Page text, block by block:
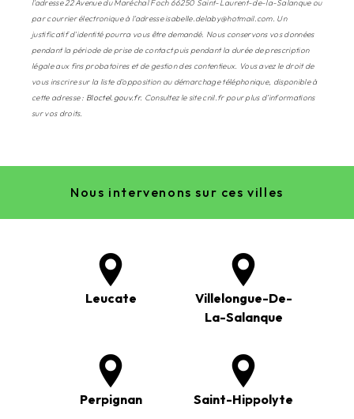
l'adresse 22 Avenue du Maréchal Foch 66250 Saint-Laurent-de-la-Salanque ou
par courrier électronique à l'adresse isabelle.delaby@hotmail.com. Un
justificatif d'identité pourra vous être demandé. Nous conservons vos données
pendant la période de prise de contact puis pendant la durée de prescription
légale aux fins probatoires et de gestion des contentieux. Vous avez le droit de
vous inscrire sur la liste d'opposition au démarchage téléphonique, disponible à
cette adresse : Bloctel.gouv.fr. Consultez le site cnil.fr pour plus d’informations
sur vos droits.
Nous intervenons sur ces villes
Leucate
Villelongue-De-
La-Salanque
Perpignan Saint-Hippolyte